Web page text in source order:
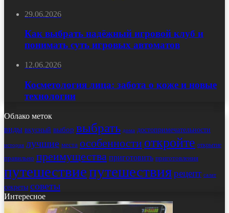
29.06.2026
Как выбрать надёжный игровой клуб и
понимать суть игровых автоматов
12.06.2026
Косметология лица: забота о коже и новые
технологии
Облако меток
виды вкусный выбор выбрать дома достопримечательности
история лучшие места особенности откройте открытие
правильно преимущества приготовить приготовления
путешествиепутешествиярецепт салат
секреты советы
Интересное